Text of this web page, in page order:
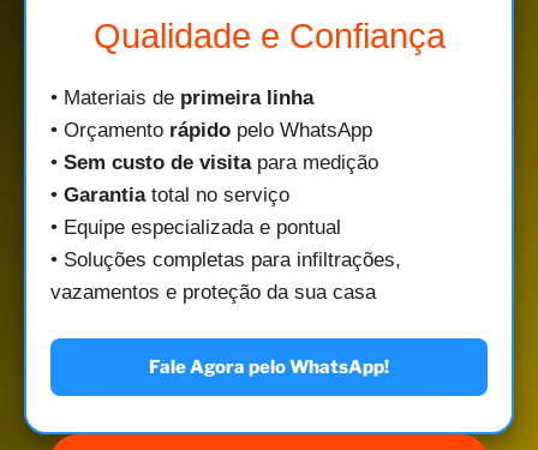
Qualidade e Confiança
• Materiais de primeira linha
• Orçamento rápido pelo WhatsApp
• Sem custo de visitapara medição
• Garantiatotal no serviço
• Equipe especializada e pontual
• Soluções completas para infiltrações,
vazamentos e proteção da sua casa
Fale Agora pelo WhatsApp!